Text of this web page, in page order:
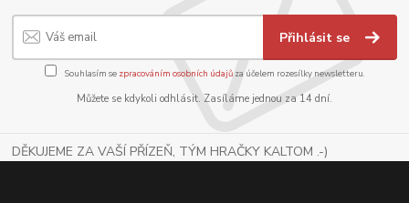
Přihlásit se
Souhlasím se zpracováním osobních údajůza účelem rozesílky newsletteru.
Můžete se kdykoli odhlásit. Zasíláme jednou za 14 dní.
DĚKUJEME ZA VAŠÍ PŘÍZEŇ, TÝM HRAČKY KALTOM .-)